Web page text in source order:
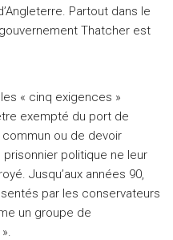
Partout dans le
Thatcher est
« cinq exigences »
exempté du port de
ou de devoir
politique ne leur
Jusqu’aux années 90,
par les conservateurs
un groupe de